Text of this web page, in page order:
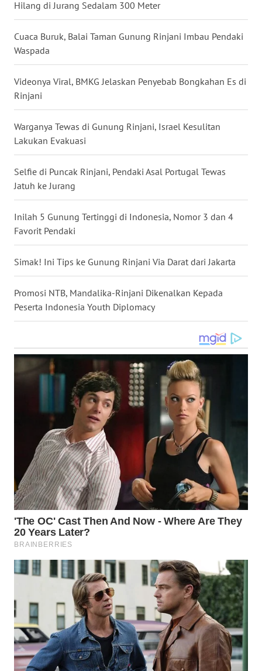
Hilang di Jurang Sedalam 300 Meter
Cuaca Buruk, Balai Taman Gunung Rinjani Imbau Pendaki
Waspada
Videonya Viral, BMKG Jelaskan Penyebab Bongkahan Es di
Rinjani
Warganya Tewas di Gunung Rinjani, Israel Kesulitan
Lakukan Evakuasi
Selfie di Puncak Rinjani, Pendaki Asal Portugal Tewas
Jatuh ke Jurang
Inilah 5 Gunung Tertinggi di Indonesia, Nomor 3 dan 4
Favorit Pendaki
Simak! Ini Tips ke Gunung Rinjani Via Darat dari Jakarta
Promosi NTB, Mandalika-Rinjani Dikenalkan Kepada
Peserta Indonesia Youth Diplomacy
WN
WN
JATIM
WN
BALI
WN
KALBAR
WN
KALTENG
WN
WN
KALTIM
WN
GORONTALO
WN
SULUT
WN
MALUKU
WN
WN
DAIRI
WN